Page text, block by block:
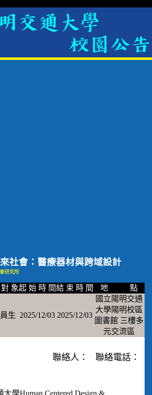
社會：醫療器材與跨域設計
會研究所
象起 始 時 間結 束 時 間 地 點
生 2025/12/03 2025/12/03
國立陽明交通
大學陽明校區
圖書館 三樓多
元交流區
聯絡人： 聯絡電話：
學Human Centered Design &